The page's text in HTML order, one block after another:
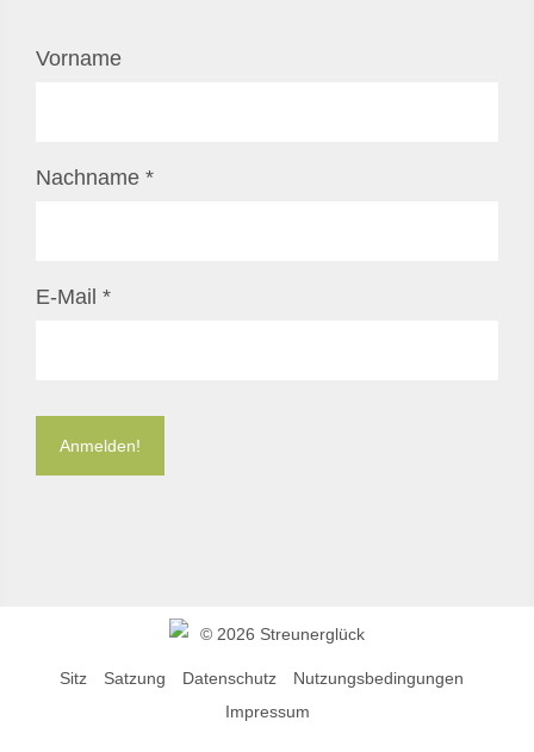
Vorname
Nachname *
E-Mail *
© 2026 Streunerglück
Sitz Satzung Datenschutz
Nutzungsbedingungen
Impressum